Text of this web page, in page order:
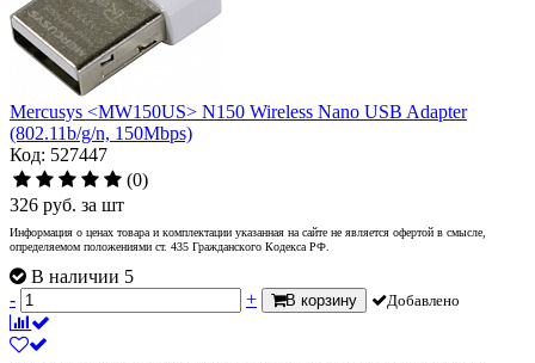
Mercusys <MW150US> N150 Wireless Nano USB Adapter
(802.11b/g/n, 150Mbps)
Код: 527447
(0)
326 руб. за шт
Информация о ценах товара и комплектации указанная на сайте не является офертой в смысле,
определяемом положениями ст. 435 Гражданского Кодекса РФ.
В наличии 5
-
+ В корзину Добавлено